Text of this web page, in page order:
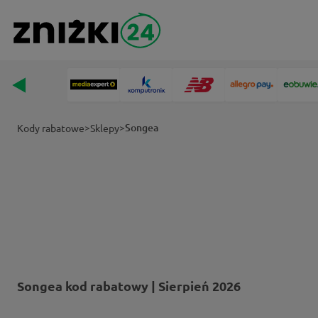
Kody rabatowe>Sklepy>Songea
Songea kod rabatowy | Sierpień 2026